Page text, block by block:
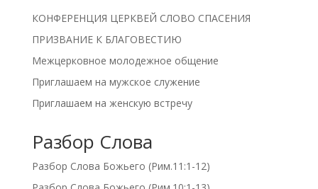
КОНФЕРЕНЦИЯ ЦЕРКВЕЙ СЛОВО СПАСЕНИЯ
ПРИЗВАНИЕ К БЛАГОВЕСТИЮ
Межцерковное молодежное общение
Приглашаем на мужское служение
Приглашаем на женскую встречу
Разбор Слова
Разбор Слова Божьего (Рим.11:1-12)